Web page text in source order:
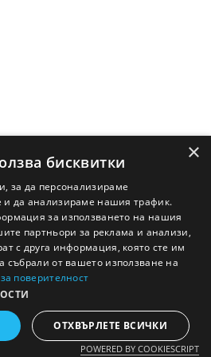
речник © Ezikov.com
Контакти Панел
×
бисквитки
за да персонализираме
и да анализираме нашия трафик.
за използването на нашия
партньори за реклама и анализи,
с друга информация, която сте им
събрали от вашето използване на
поверителност
ОТХВЪРЛЕТЕ ВСИЧКИ
POWERED BY COOKIESCRIPT